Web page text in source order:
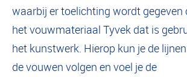
waarbij er toelichting wordt gegeven
het vouwmateriaal Tyvek dat is
het kunstwerk. Hierop kun je de
de vouwen volgen en voel je de